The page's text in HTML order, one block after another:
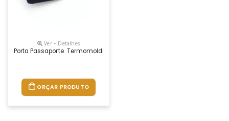
Ver + Detalhes
Porta Passaporte Termomoldado Em E.v.a Com Revestimento Em
ORÇAR PRODUTO